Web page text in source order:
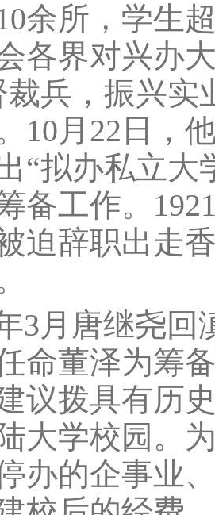
余所，学生
各界对兴办
裁兵，振兴实
10月22日，
“拟办私立大
备工作。
迫辞职出走
3月唐继尧
命董泽为筹
议拨具有历
大学校园。
办的企事业